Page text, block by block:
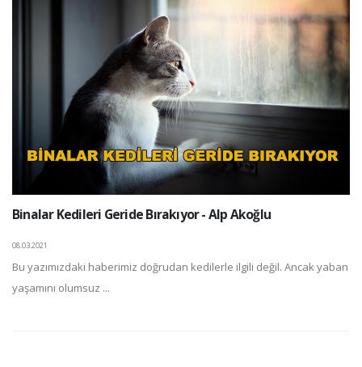
Binalar Kedileri Geride Bırakıyor - Alp Akoğlu
08.03.2021
Bu yazımızdaki haberimiz doğrudan kedilerle ilgili değil. Ancak yaban
yaşamını olumsuz ...